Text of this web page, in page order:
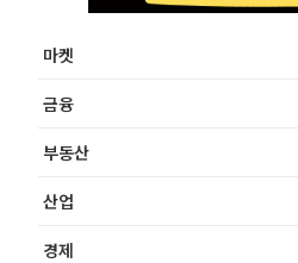
마켓
금융
부동산
산업
경제